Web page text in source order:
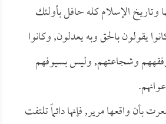
وتاريخ الإسلام كله حافل بأولئك
يقولون بالحق وبه يعدلون, وكانوا
وشجاعتهم, وليس بسيوفهم
بأن واقعها مرير, فإنها دائماً تلتفت